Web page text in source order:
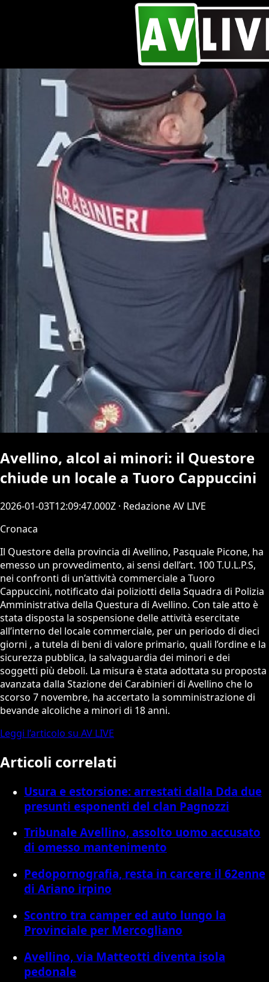
Avellino, alcol ai minori: il Questore
chiude un locale a Tuoro Cappuccini
2026-01-03T12:09:47.000Z · Redazione AV LIVE
Cronaca
Il Questore della provincia di Avellino, Pasquale Picone, ha
emesso un provvedimento, ai sensi dell’art. 100 T.U.L.P.S,
nei confronti di un’attività commerciale a Tuoro
Cappuccini, notificato dai poliziotti della Squadra di Polizia
Amministrativa della Questura di Avellino. Con tale atto è
stata disposta la sospensione delle attività esercitate
all’interno del locale commerciale, per un periodo di dieci
giorni , a tutela di beni di valore primario, quali l’ordine e la
sicurezza pubblica, la salvaguardia dei minori e dei
soggetti più deboli. La misura è stata adottata su proposta
avanzata dalla Stazione dei Carabinieri di Avellino che lo
scorso 7 novembre, ha accertato la somministrazione di
bevande alcoliche a minori di 18 anni.
Leggi l’articolo su AV LIVE
Articoli correlati
Usura e estorsione: arrestati dalla Dda due
presunti esponenti del clan Pagnozzi
Tribunale Avellino, assolto uomo accusato
di omesso mantenimento
Pedopornografia, resta in carcere il 62enne
di Ariano irpino
Scontro tra camper ed auto lungo la
Provinciale per Mercogliano
Avellino, via Matteotti diventa isola
pedonale